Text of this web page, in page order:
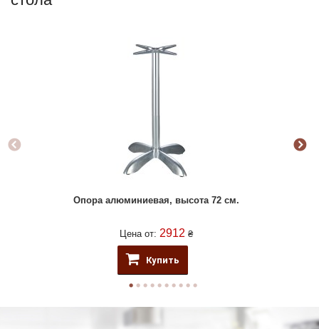
Опора алюминиевая, высота 72 см.
Цена от: 2912 ₴
Купить